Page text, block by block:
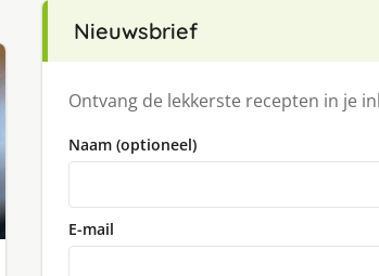
Nieuwsbrief
Ontvang de lekkerste recepten in je
Naam (optioneel)
E-mail